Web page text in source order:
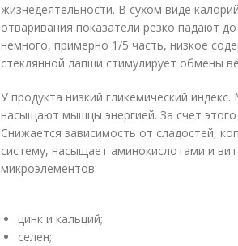
жизнедеятельности. В сухом виде
отваривания показатели резко падают
немного, примерно 1/5 часть, низкое
стеклянной лапши стимулирует обмены
У продукта низкий гликемический
насыщают мышцы энергией. За счет
Снижается зависимость от сладостей,
систему, насыщает аминокислотами и
микроэлементов:
цинк и кальций;
селен;